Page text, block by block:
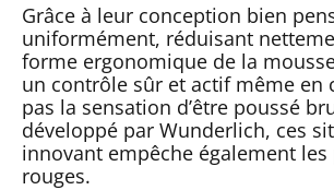
Grâce à leur conception bien
uniformément, réduisant
forme ergonomique de la
un contrôle sûr et actif même
pas la sensation d’être poussé
développé par Wunderlich, ces
innovant empêche également
rouges.